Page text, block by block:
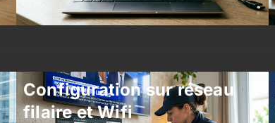
Configuration sur réseau
filaire et Wifi